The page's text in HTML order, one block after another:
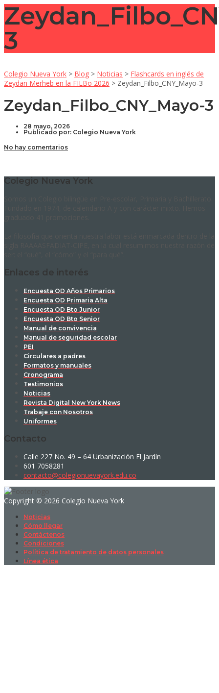
3
Colegio Nueva York > Blog > Noticias > Flashcards en inglés de
Zeydan Merheb en la FILBo 2026 > Zeydan_Filbo_CNY_Mayo-3
Zeydan_Filbo_CNY_Mayo-3
28 mayo, 2026
Publicado por: Colegio Nueva York
No hay comentarios
Colegio Nueva York
Enlaces de interés
Encuesta OD Años Primarios
Encuesta OD Primaria Alta
Encuesta OD Bto Junior
Encuesta OD Bto Senior
Manual de convivencia
Manual de seguridad escolar
PEI
Circulares a padres
Formatos y manuales
Cronograma
Testimonios
Noticias
Revista Digital New York News
Trabaje con Nosotros
Uniformes
Contacto
Calle 227 No. 49 – 64 Urbanización El Jardín
601 7058281
contacto@colegionuevayork.edu.co
Copyright © 2026 Colegio Nueva York
Noticias
Cómo llegar
Contáctenos
Condiciones
Política de tratamiento de datos personales
Línea ética